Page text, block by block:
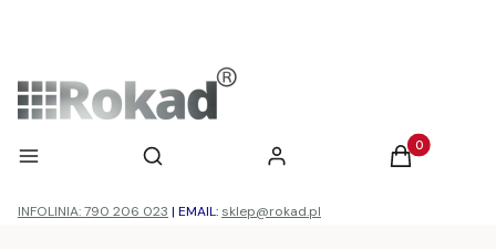
Menu Otwórz wyszukiwarkę
Szukaj Zaloguj się Produkty w
Koszyk
INFOLINIA: 790 206 023 | EMAIL: sklep@rokad.pl